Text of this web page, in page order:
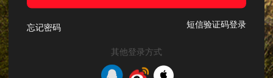
忘记密码 短信验证码登录
其他登录方式